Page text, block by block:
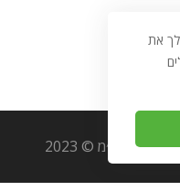
מידע בע״מ © 2023
את